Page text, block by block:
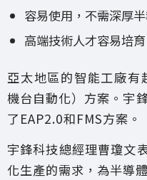
容易使用，不需深厚
高端技術人才容易培
亞太地區的智能工廠
機台自動化）方案。宇
了EAP2.0和FMS方案。
宇鋒科技總經理曹瓊文
化生產的需求，為半導